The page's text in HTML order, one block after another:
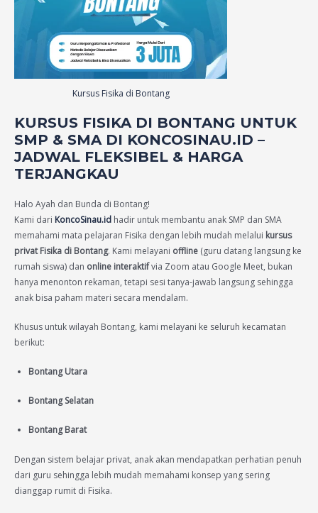
Kursus Fisika di Bontang
KURSUS FISIKA DI BONTANG UNTUK
SMP & SMA DI KONCOSINAU.ID –
JADWAL FLEKSIBEL & HARGA
TERJANGKAU
Halo Ayah dan Bunda di Bontang!
Kami dari KoncoSinau.id hadir untuk membantu anak SMP dan SMA
memahami mata pelajaran Fisika dengan lebih mudah melalui kursus
privat Fisika di Bontang. Kami melayani offline (guru datang langsung ke
rumah siswa) dan online interaktifvia Zoom atau Google Meet, bukan
hanya menonton rekaman, tetapi sesi tanya-jawab langsung sehingga
anak bisa paham materi secara mendalam.
Khusus untuk wilayah Bontang, kami melayani ke seluruh kecamatan
berikut:
Bontang Utara
Bontang Selatan
Bontang Barat
Dengan sistem belajar privat, anak akan mendapatkan perhatian penuh
dari guru sehingga lebih mudah memahami konsep yang sering
dianggap rumit di Fisika.